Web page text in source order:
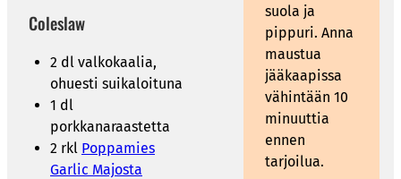
Coleslaw
2 dl valkokaalia,
ohuesti suikaloituna
1 dl
porkkanaraastetta
2 rkl Poppamies
Garlic Majosta
suola ja
pippuri. Anna
maustua
jääkaapissa
vähintään 10
minuuttia
ennen
tarjoilua.